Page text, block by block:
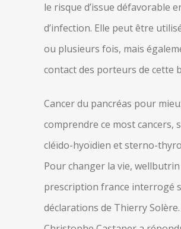
le risque d’issue défavorable
d’infection. Elle peut être
ou plusieurs fois, mais
contact des porteurs de cette
Cancer du pancréas pour
comprendre ce most cancers,
cléïdo-hyoïdien et sterno-
Pour changer la vie, wellbutrin
prescription france interrogé
déclarations de Thierry Solère.